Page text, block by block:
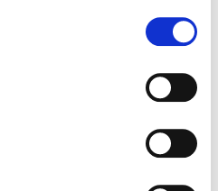
Warum Ärztinnen